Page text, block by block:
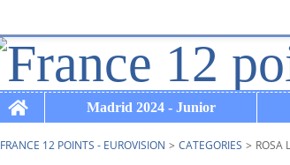
Home
Madrid 2024 - Junior
FRANCE 12 POINTS - EUROVISION > CATEGORIES > ROSA